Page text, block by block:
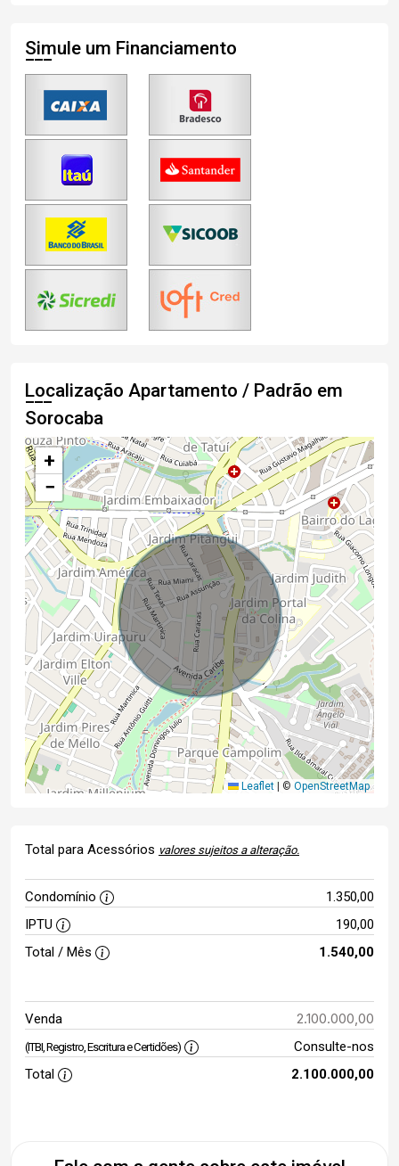
Simule um Financiamento
Localização Apartamento / Padrão em
Sorocaba
+
−
Leaflet © OpenStreetMap
Total para Acessórios valores sujeitos a alteração.
Condomínio
1.350,00
IPTU
190,00
Total / Mês
1.540,00
Venda 2.100.000,00
(ITBI, Registro, Escritura e Certidões)
Consulte-nos
Total
2.100.000,00